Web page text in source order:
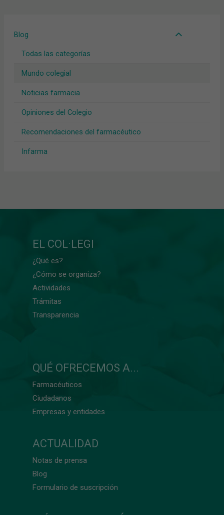
Blog
Todas las categorías
Mundo colegial
Noticias farmacia
Opiniones del Colegio
Recomendaciones del farmacéutico
Infarma
EL COL·LEGI
¿Qué es?
¿Cómo se organiza?
Actividades
Trámitas
Transparencia
QUÉ OFRECEMOS A...
Farmacéuticos
Ciudadanos
Empresas y entidades
ACTUALIDAD
Notas de prensa
Blog
Formulario de suscripción